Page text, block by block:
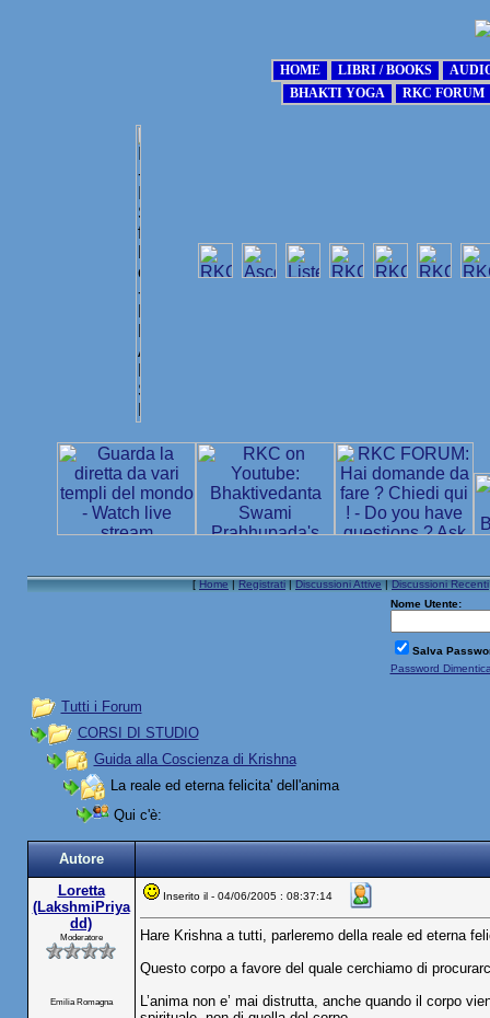
[Home|Registrati|Discussioni Attive|Discussioni Recenti
Nome Utente:
Salva
Password
Tutti i Forum
CORSI DI STUDIO
Guida alla Coscienza di Krishna
La reale ed eterna felicita' dell'anima
Qui c'è:
Autore
Loretta
(LakshmiPriya
dd)
Moderatore
Emilia Romagna
Inserito il - 04/06/2005 : 08:37:14
Hare Krishna a tutti, parleremo della reale ed eterna
Questo corpo a favore del quale cerchiamo di
L’anima non e’ mai distrutta, anche quando il corpo